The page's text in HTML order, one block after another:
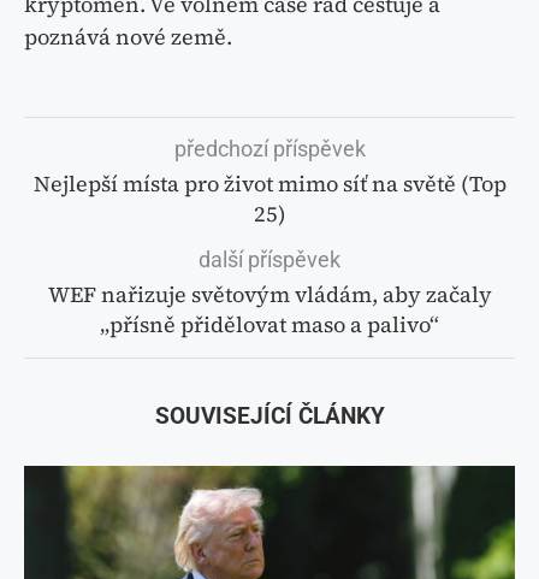
poznává nové země.
předchozí příspěvek
Nejlepší místa pro život mimo síť na světě (Top
25)
další příspěvek
WEF nařizuje světovým vládám, aby začaly
„přísně přidělovat maso a palivo“
SOUVISEJÍCÍ ČLÁNKY